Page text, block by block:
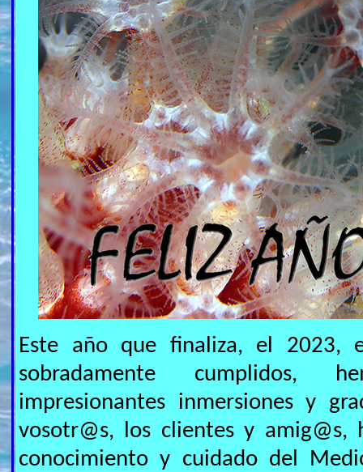
Este año que finaliza, el 2023,
sobradamente cumplidos,
impresionantes inmersiones y
vosotr@s, los clientes y amig@s,
conocimiento y cuidado del